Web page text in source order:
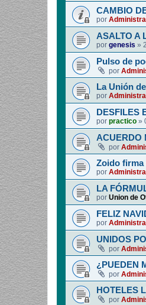
CAMBIO
por
ASALTO A
por genesis »
Pulso de
por
La Unión
por
DESFILES
por practico »
ACUERDO
por
Zoido firma
por
LA
por Union de
FELIZ
por
UNIDOS
por
¿PUEDEN
por
HOTELES
por